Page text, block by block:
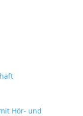
Hör- und